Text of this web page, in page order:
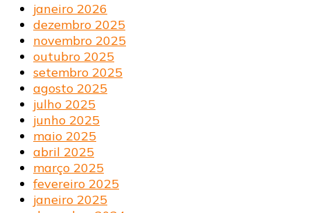
janeiro 2026
dezembro 2025
novembro 2025
outubro 2025
setembro 2025
agosto 2025
julho 2025
junho 2025
maio 2025
abril 2025
março 2025
fevereiro 2025
janeiro 2025